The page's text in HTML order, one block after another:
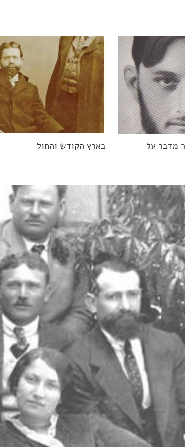
מדבר על
בארץ הקודש והחול